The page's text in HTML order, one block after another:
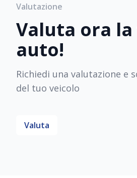
Valutazione
Valuta ora
auto!
Richiedi una valutazione e
del tuo veicolo
Valuta